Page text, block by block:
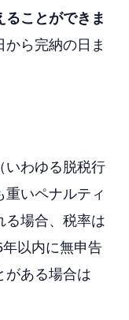
ことができま
ら完納の日ま
いわゆる脱税行
いペナルティ
る場合、税率は
以内に無申告
がある場合は